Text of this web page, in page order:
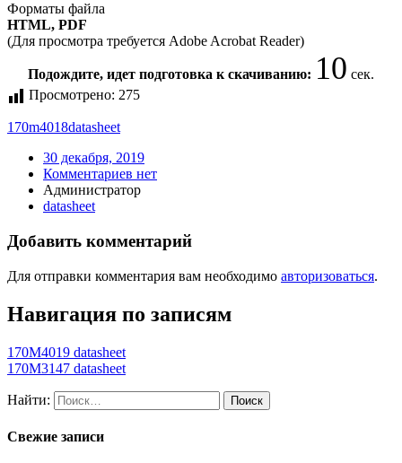
Форматы файла
HTML, PDF
(Для просмотра требуется Adobe Acrobat Reader)
Подождите, идет подготовка к скачиванию: 10 сек.
Просмотрено: 275
170m4018datasheet
30 декабря, 2019
Комментариев нет
Администратор
datasheet
Добавить комментарий
Для отправки комментария вам необходимо авторизоваться.
Навигация по записям
170M4019 datasheet
170M3147 datasheet
Найти:
Свежие записи